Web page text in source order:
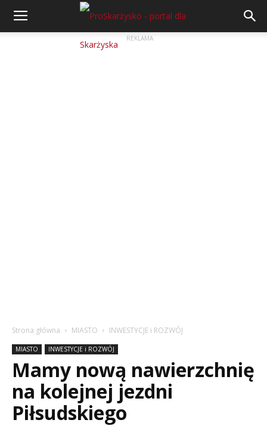
REKLAMA
Strona główna MIASTO INWESTYCJE i ROZWÓJ
MIASTO INWESTYCJE i ROZWÓJ
Mamy nową nawierzchnię
na kolejnej jezdni
Piłsudskiego